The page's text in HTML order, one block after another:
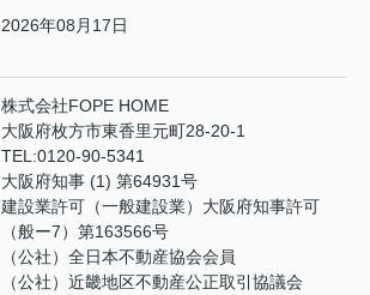
2026年08月17日
株式会社FOPE HOME
大阪府枚方市東香里元町28-20-1
TEL:0120-90-5341
大阪府知事 (1) 第64931号
建設業許可（一般建設業）大阪府知事許可
（般ー7）第163566号
（公社）全日本不動産協会会員
（公社）近畿地区不動産公正取引協議会